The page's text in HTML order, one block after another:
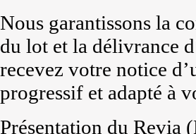
Nous garantissons la
du lot et la délivrance
recevez votre notice
progressif et adapté à
Présentation du Revia